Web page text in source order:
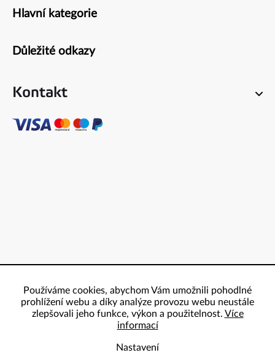
Používáme cookies, abychom Vám umožnili pohodlné
prohlížení webu a díky analýze provozu webu neustále
zlepšovali jeho funkce, výkon a použitelnost. Více
informací
Nastavení
Zápatí
Hlavní kategorie
Důležité odkazy
Kontakt